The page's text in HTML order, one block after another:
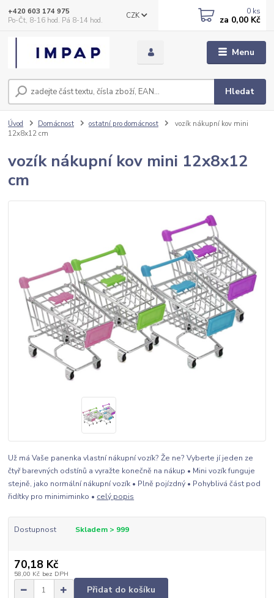
Menu
CZK
Hledat
+420 603 174 975
Po-Čt, 8-16 hod. Pá 8-14 hod.
0 ks
za 0,00 Kč
Úvod Domácnost ostatní pro domácnost
vozík nákupní kov mini
12x8x12 cm
vozík nákupní kov mini 12x8x12
cm
Už má Vaše panenka vlastní nákupní vozík? Že ne? Vyberte jí jeden ze
čtyř barevných odstínů a vyražte konečně na nákup • Mini vozík funguje
stejně, jako normální nákupní vozík • Plně pojízdný • Pohyblivá část pod
řidítky pro minimiminko • celý popis
Dostupnost Skladem > 999
70,18 Kč
58,00 Kč bez DPH
Přidat do košíku